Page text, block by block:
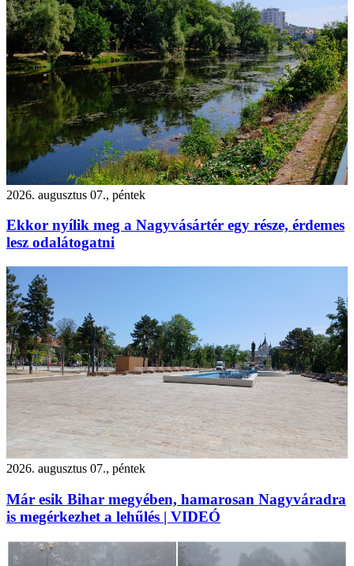
2026. augusztus 07., péntek
Ekkor nyílik meg a Nagyvásártér egy része, érdemes
lesz odalátogatni
2026. augusztus 07., péntek
Már esik Bihar megyében, hamarosan Nagyváradra
is megérkezhet a lehűlés | VIDEÓ